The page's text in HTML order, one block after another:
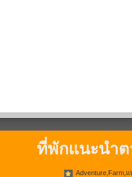
ที่พักแนะนำ
Adventure,Farm,แ